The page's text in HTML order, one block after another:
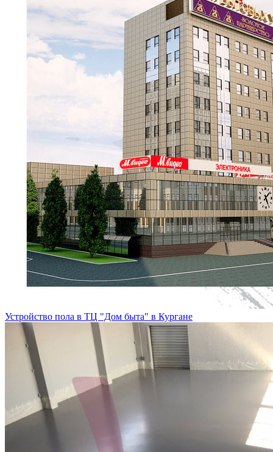
Устройство пола в ТЦ "Дом быта" в Кургане